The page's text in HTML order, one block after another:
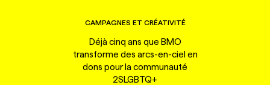
CAMPAGNES ET CRÉATIVITÉ
Déjà cinq ans que BMO
transforme des arcs-en-ciel en
dons pour la communauté
2SLGBTQ+